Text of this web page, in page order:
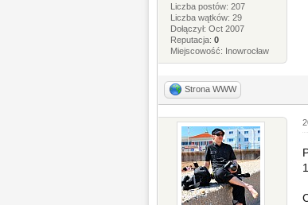
Liczba postów: 207
Liczba wątków: 29
Dołączył: Oct 2007
Reputacja:0
Miejscowość: Inowrocław
Strona WWW